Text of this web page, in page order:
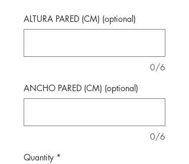
ALTURA PARED (CM) (optional)
0/6
ANCHO PARED (CM) (optional)
0/6
Quantity *